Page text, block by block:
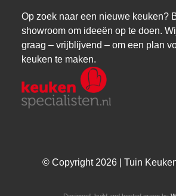
Op zoek naar een nieuwe keuken?
showroom om ideeën op te doen.
graag – vrijblijvend – om een plan
keuken te maken.
© Copyright 2026 | Tuin